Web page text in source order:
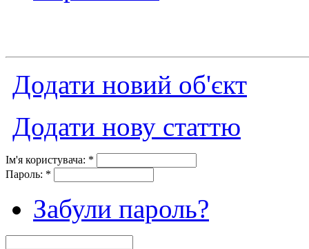
Додати новий об'єкт
Додати нову статтю
Ім'я користувача: *
Пароль: *
Забули пароль?